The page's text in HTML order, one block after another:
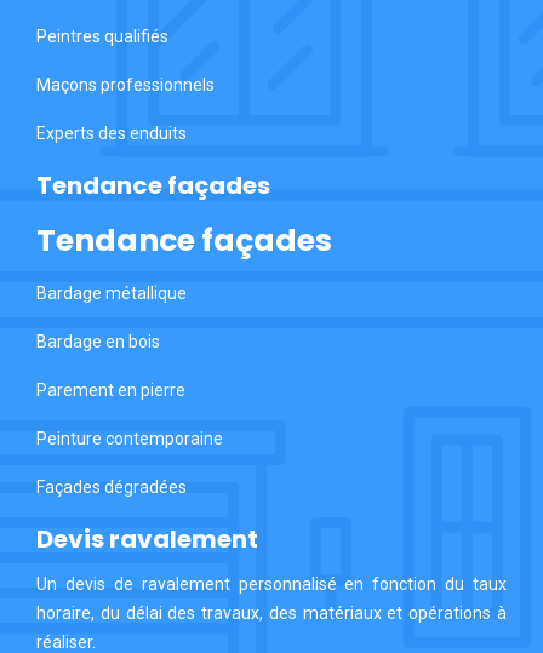
Peintres qualifiés
Maçons professionnels
Experts des enduits
Tendance façades
Tendance façades
Bardage métallique
Bardage en bois
Parement en pierre
Peinture contemporaine
Façades dégradées
Devis ravalement
Un devis de ravalement personnalisé en fonction du taux
horaire, du délai des travaux, des matériaux et opérations à
réaliser.